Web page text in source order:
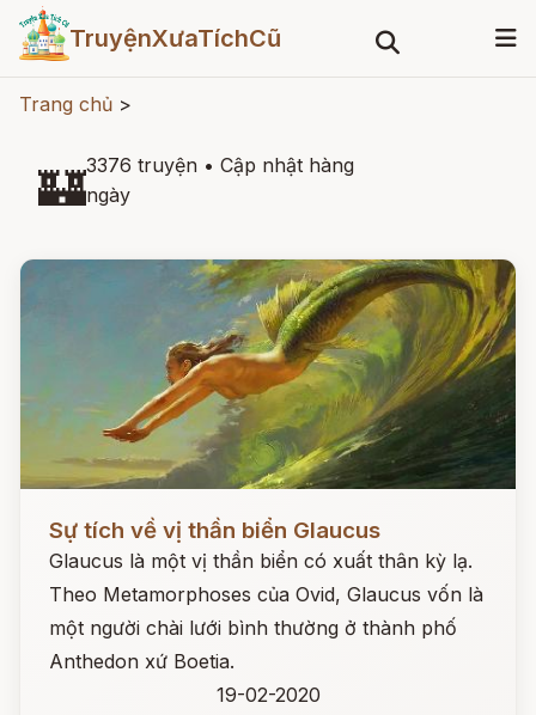
TruyệnXưaTíchCũ
Trang chủ >
🏰3376 truyện • Cập nhật hàng
ngày
Sự tích về vị thần biển Glaucus
Glaucus là một vị thần biển có xuất thân kỳ lạ.
Theo Metamorphoses của Ovid, Glaucus vốn là
một người chài lưới bình thường ở thành phố
Anthedon xứ Boetia.
19-02-2020